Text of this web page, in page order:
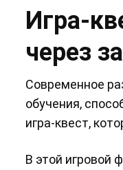
Игра-
через
Современное
обучения,
игра-квест,
В этой игровой